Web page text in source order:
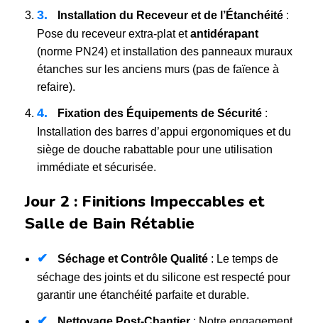
3. Installation du Receveur et de l’Étanchéité :
Pose du receveur extra-plat etantidérapant
(norme PN24) et installation des panneaux muraux
étanches sur les anciens murs (pas de faïence à
refaire).
4. Fixation des Équipements de Sécurité :
Installation des barres d’appui ergonomiques et du
siège de douche rabattable pour une utilisation
immédiate et sécurisée.
Jour 2 : Finitions Impeccables et
Salle de Bain Rétablie
✔ Séchage et Contrôle Qualité : Le temps de
séchage des joints et du silicone est respecté pour
garantir une étanchéité parfaite et durable.